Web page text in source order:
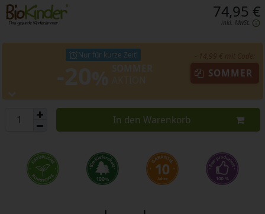
74,95 €
inkl. MwSt.
Nur für kurze Zeit!
SOMMER
In den Warenkorb